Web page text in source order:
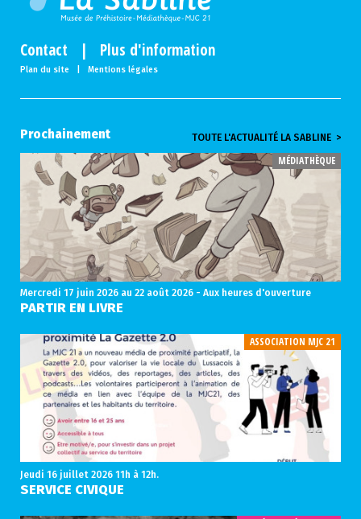
Contact | Plus d'information
Plan du site Mentions légales
Prochainement TOUTE L'ACTUALITÉ LA SABLINE >
MÉDIATHÈQUE
Mercredi 17 juin 2026au 22 août 2026 - Aux heures d'ouverture
PARTIR EN LIVRE
ASSOCIATION MJC 21
Jeudi 16 juillet 202611h à 12h.
SERVICE CIVIQUE